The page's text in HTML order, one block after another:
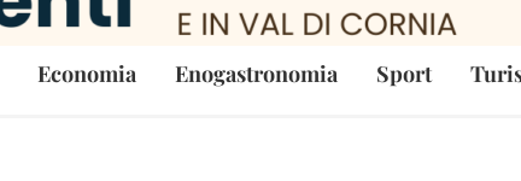
Economia Enogastronomia Sport